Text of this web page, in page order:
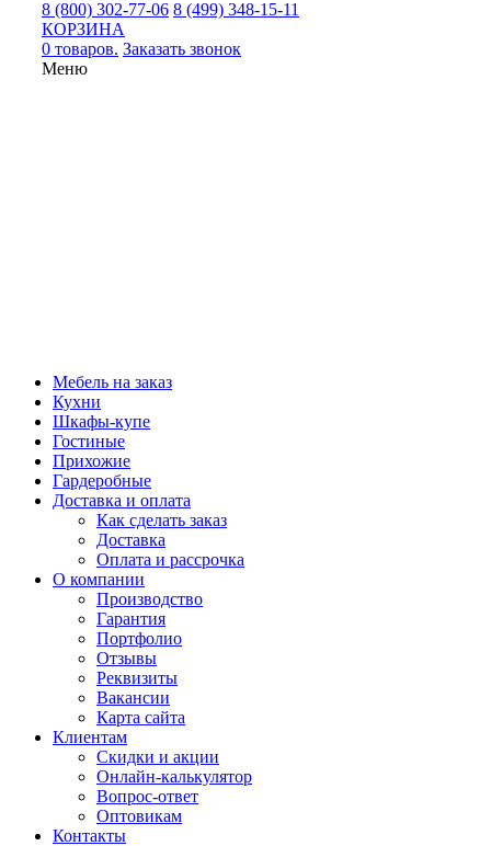
8 (800) 302-77-06 8 (499) 348-15-11
КОРЗИНА
0 товаров. Заказать звонок
Меню
Мебель на заказ
Кухни
Шкафы-купе
Гостиные
Прихожие
Гардеробные
Доставка и оплата
Как сделать заказ
Доставка
Оплата и рассрочка
О компании
Производство
Гарантия
Портфолио
Отзывы
Реквизиты
Вакансии
Карта сайта
Клиентам
Скидки и акции
Онлайн-калькулятор
Вопрос-ответ
Оптовикам
Контакты